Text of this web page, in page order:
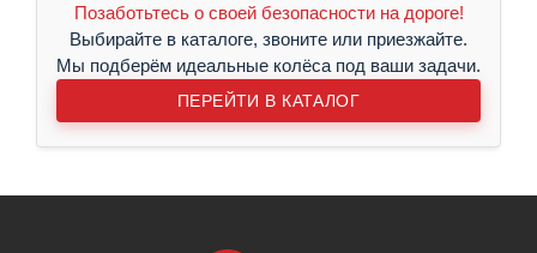
Позаботьтесь о своей безопасности на дороге!
Выбирайте в каталоге, звоните или приезжайте.
Мы подберём идеальные колёса под ваши задачи.
ПЕРЕЙТИ В КАТАЛОГ